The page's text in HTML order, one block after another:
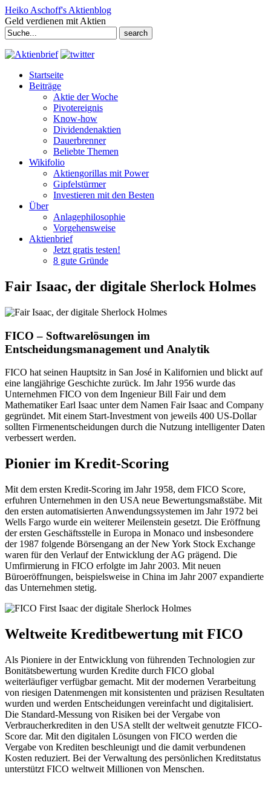
Heiko Aschoff's Aktienblog
Geld verdienen mit Aktien
Search
for:
Startseite
Beiträge
Aktie der Woche
Pivotereignis
Know-how
Dividendenaktien
Dauerbrenner
Beliebte Themen
Wikifolio
Aktiengorillas mit Power
Gipfelstürmer
Investieren mit den Besten
Über
Anlagephilosophie
Vorgehensweise
Aktienbrief
Jetzt gratis testen!
8 gute Gründe
Fair Isaac, der digitale Sherlock Holmes
FICO – Softwarelösungen im
Entscheidungsmanagement und Analytik
FICO hat seinen Hauptsitz in San José in Kalifornien und blickt auf
eine langjährige Geschichte zurück. Im Jahr 1956 wurde das
Unternehmen FICO von dem Ingenieur Bill Fair und dem
Mathematiker Earl Isaac unter dem Namen Fair Isaac and Company
gegründet. Mit einem Start-Investment von jeweils 400 US-Dollar
sollten Firmenentscheidungen durch die Nutzung intelligenter Daten
verbessert werden.
Pionier im Kredit-Scoring
Mit dem ersten Kredit-Scoring im Jahr 1958, dem FICO Score,
erfuhren Unternehmen in den USA neue Bewertungsmaßstäbe. Mit
den ersten automatisierten Anwendungssystemen im Jahr 1972 bei
Wells Fargo wurde ein weiterer Meilenstein gesetzt. Die Eröffnung
der ersten Geschäftsstelle in Europa in Monaco und insbesondere
der 1987 folgende Börsengang an der New York Stock Exchange
waren für den Verlauf der Entwicklung der AG prägend. Die
Umfirmierung in FICO erfolgte im Jahr 2003. Mit neuen
Büroeröffnungen, beispielsweise in China im Jahr 2007 expandierte
das Unternehmen stetig.
Weltweite Kreditbewertung mit FICO
Als Pioniere in der Entwicklung von führenden Technologien zur
Bonitätsbewertung wurden Kredite durch FICO global
weiterläufiger verfügbar gemacht. Mit der modernen Verarbeitung
von riesigen Datenmengen mit konsistenten und präzisen Resultaten
wurden und werden Entscheidungen vereinfacht und digitalisiert.
Die Standard-Messung von Risiken bei der Vergabe von
Verbraucherkrediten in den USA stellt der weltweit genutzte FICO-
Score dar. Mit den digitalen Lösungen von FICO werden die
Vergabe von Krediten beschleunigt und die damit verbundenen
Kosten reduziert. Bei der Verwaltung des persönlichen Kreditstatus
unterstützt FICO weltweit Millionen von Menschen.